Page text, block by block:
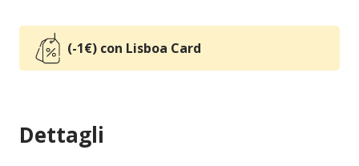
(-1€) con Lisboa Card
Dettagli